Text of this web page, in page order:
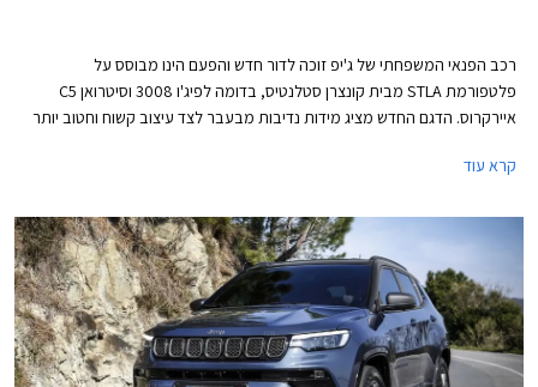
רכב הפנאי המשפחתי של ג'יפ זוכה לדור חדש והפעם הינו מבוסס על
פלטפורמת STLA מבית קונצרן סטלנטיס, בדומה לפיג'ו 3008 וסיטרואן C5
איירקרוס. הדגם החדש מציג מידות נדיבות מבעבר לצד עיצוב קשוח וחטוב יותר
החדש ישווק עם מנועי בנזין בשילוב מערכת מיילד-הייבריד, פלאג-אין הייבריד
חשמלית בהספק משולב של 375 כ"ס לטובת יכולות שטח עדיפות.
קרא עוד